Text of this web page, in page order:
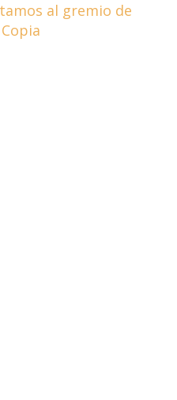
al gremio de